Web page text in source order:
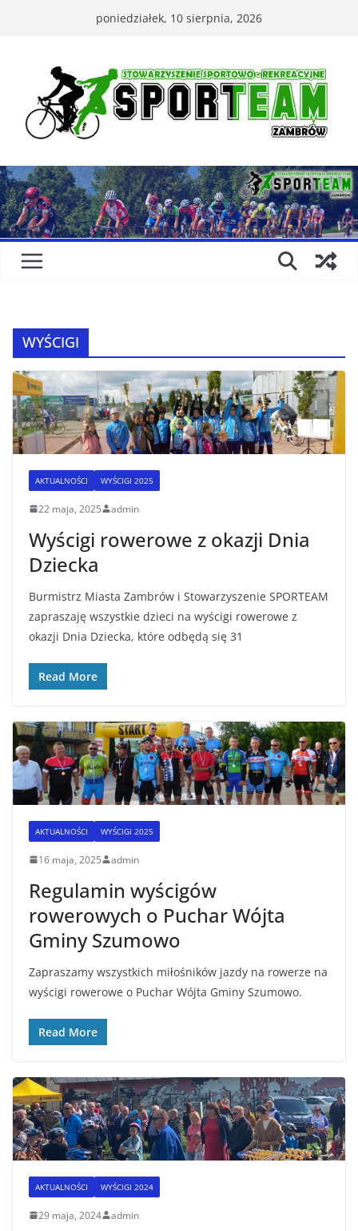
poniedziałek, 10 sierpnia, 2026
WYŚCIGI
AKTUALNOŚCI WYŚCIGI 2025
22 maja, 2025 admin
Wyścigi rowerowe z okazji Dnia
Dziecka
Burmistrz Miasta Zambrów i Stowarzyszenie SPORTEAM
zapraszaję wszystkie dzieci na wyścigi rowerowe z
okazji Dnia Dziecka, które odbędą się 31
Read More
AKTUALNOŚCI WYŚCIGI 2025
16 maja, 2025 admin
Regulamin wyścigów
rowerowych o Puchar Wójta
Gminy Szumowo
Zapraszamy wszystkich miłośników jazdy na rowerze na
wyścigi rowerowe o Puchar Wójta Gminy Szumowo.
Read More
AKTUALNOŚCI WYŚCIGI 2024
29 maja, 2024 admin